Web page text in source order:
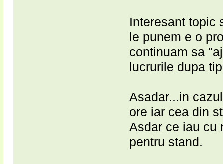
Interesant topic
le punem e o
continuam sa
lucrurile dupa
Asadar...in
ore iar cea din
Asdar ce iau cu
pentru stand.